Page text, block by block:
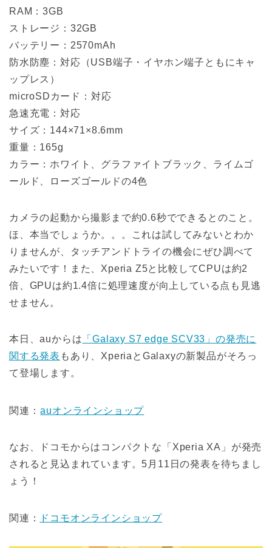
RAM：3GB
ストレージ：32GB
バッテリー：2570mAh
防水防塵：対応（USB端子・イヤホン端子ともにキャ
ップレス）
microSDカード：対応
急速充電：対応
サイズ：144×71×8.6mm
重量：165g
カラー：ホワイト、グラファイトブラック、ライムゴ
ールド、ローズゴールドの4色
カメラの起動から撮影まで約0.6秒でできるとのこと。
ほ、本当でしょうか。。。これは試してみないとわか
りませんが、タッチアンドトライの機会にぜひ調べて
みたいです！また、Xperia Z5と比較してCPUは約2
倍、GPUは約1.4倍に処理速度が向上している点も見逃
せません。
本日、auからは 「Galaxy S7 edge SCV33」の発売に
関する発表 もあり、XperiaとGalaxyの新製品がそろっ
て登場します。
関連： auオンラインショップ
なお、ドコモからはコンパクトな「Xperia XA」が発売
されると見込まれています。5月11日の発表を待ちまし
ょう！
関連： ドコモオンラインショップ